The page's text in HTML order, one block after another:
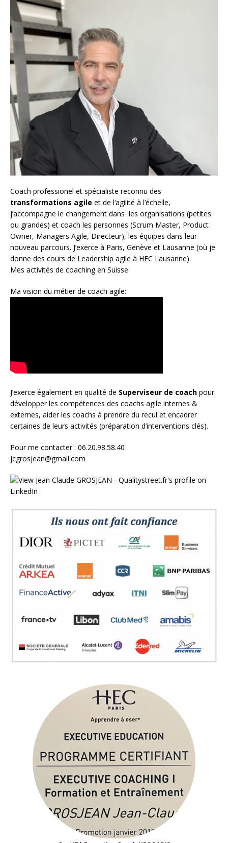
Coach professionel et spécialiste reconnu des
transformations agile et de l‘agilité à l’échelle,
j’accompagne le changement dans les organisations (petites
ou grandes) et coach les personnes (Scrum Master, Product
Owner, Managers Agile, Directeur), les équipes dans leur
nouveau parcours. J’exerce à Paris, Genève et Lausanne (où je
donne des cours de Leadership agile à HEC Lausanne).
Mes activités de coaching en Suisse
Ma vision du métier de coach agile:
J’exerce également en qualité de Superviseur de coach pour
développer les compétences des coachs agile internes &
externes, aider les coachs à prendre du recul et encadrer
certaines de leurs activités (préparation d’interventions clés).
Pour me contacter : 06.20.98.58.40
jcgrosjean@gmail.com